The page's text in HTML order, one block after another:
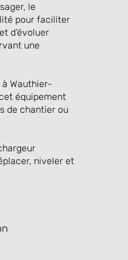
le
pour faciliter
d’évoluer
une
Wauthier-
équipement
de chantier ou
niveler et